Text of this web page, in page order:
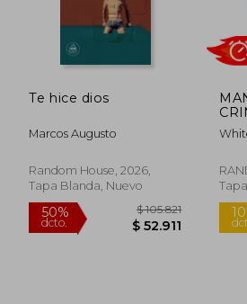
Te hice dios
Marcos Augusto
Random House, 2026,
Tapa Blanda, Nuevo